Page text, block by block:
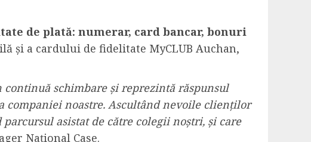
de plată: numerar, card bancar, bonuri
și a cardului de fidelitate MyCLUB Auchan,
schimbare și reprezintă răspunsul
noastre. Ascultând nevoile clienților
asistat de către colegii noștri, și care
Național Case.